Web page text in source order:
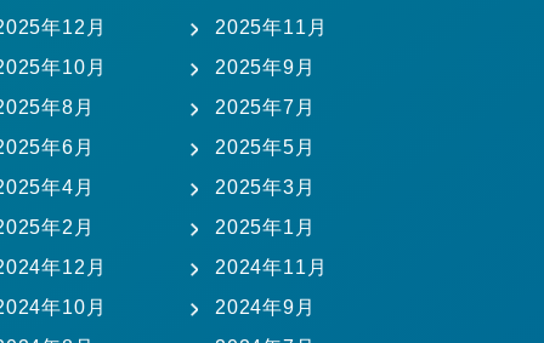
年12月
2025年11月
年10月
2025年9月
年8月
2025年7月
年6月
2025年5月
年4月
2025年3月
年2月
2025年1月
年12月
2024年11月
年10月
2024年9月